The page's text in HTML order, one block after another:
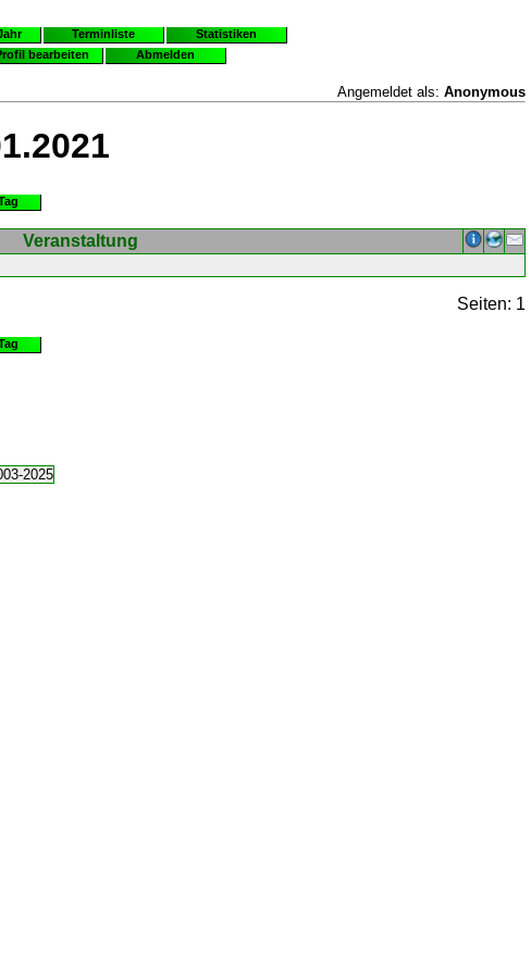
Terminliste
Statistiken
bearbeiten Abmelden
Angemeldet als: Anonymous
Veranstaltung
Seiten: 1
2025